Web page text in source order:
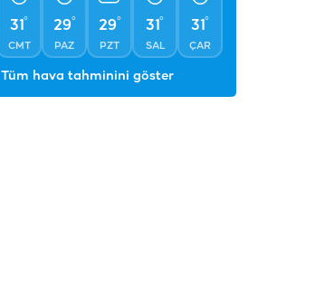
31°
CMT
29°
PAZ
29°
PZT
31°
SAL
31°
ÇAR
Tüm hava tahminini göster